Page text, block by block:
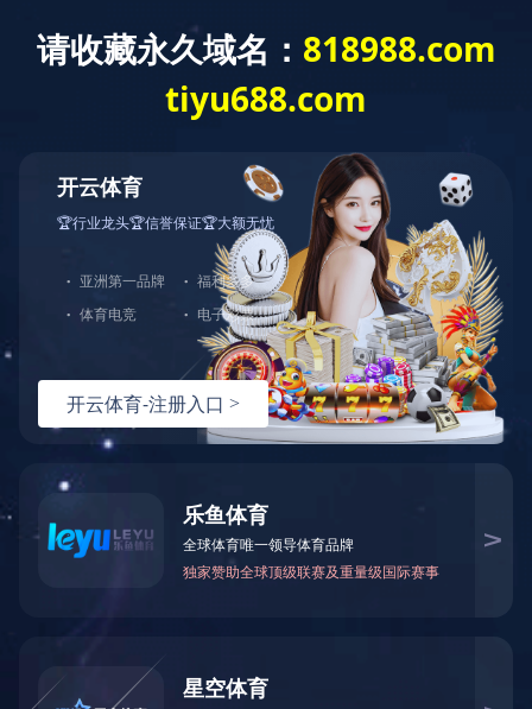
世界杯竞猜网站-世
界杯（中国）
企业概况
工程业绩
世界杯竞猜网站-世
banner
世界杯竞猜网站-世界杯（中国） >工程业绩>工业项目